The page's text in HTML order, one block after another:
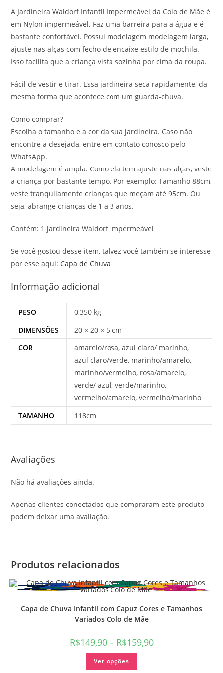
A Jardineira Waldorf Infantil Impermeável da Colo de Mãe é
em Nylon impermeável. Faz uma barreira para a água e é
bastante confortável. Possui modelagem modelagem larga,
ajuste nas alças com fecho de encaixe estilo de mochila.
Isso facilita que a criança vista sozinha por cima da roupa.
Fácil de vestir e tirar. Essa jardineira seca rapidamente, da
mesma forma que acontece com um guarda-chuva.
Como comprar?
Escolha o tamanho e a cor da sua jardineira. Caso não
encontre a desejada, entre em contato conosco pelo
WhatsApp.
A modelagem é ampla. Como ela tem ajuste nas alças, veste
a criança por bastante tempo. Por exemplo: Tamanho 88cm,
veste tranquilamente crianças que meçam até 95cm. Ou
seja, abrange crianças de 1 a 3 anos.
Contém: 1 jardineira Waldorf impermeável
Se você gostou desse item, talvez você também se interesse
por esse aqui: Capa de Chuva
Informação adicional
PESO
0,350 kg
DIMENSÕES
20 × 20 × 5 cm
COR
amarelo/rosa, azul claro/ marinho,
azul claro/verde, marinho/amarelo,
marinho/vermelho, rosa/amarelo,
verde/ azul, verde/marinho,
vermelho/amarelo, vermelho/marinho
TAMANHO
118cm
Avaliações
Não há avaliações ainda.
Apenas clientes conectados que compraram este produto
podem deixar uma avaliação.
Produtos relacionados
Capa de Chuva Infantil com Capuz Cores e Tamanhos
Variados Colo de Mãe
R$149,90 – R$159,90
Ver opções